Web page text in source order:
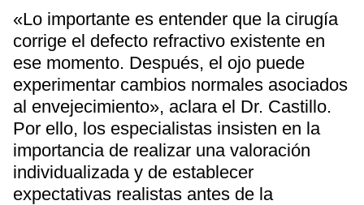
«Lo importante es entender que la cirugía
corrige el defecto refractivo existente en
ese momento. Después, el ojo puede
experimentar cambios normales asociados
al envejecimiento», aclara el Dr. Castillo.
Por ello, los especialistas insisten en la
importancia de realizar una valoración
individualizada y de establecer
expectativas realistas antes de la